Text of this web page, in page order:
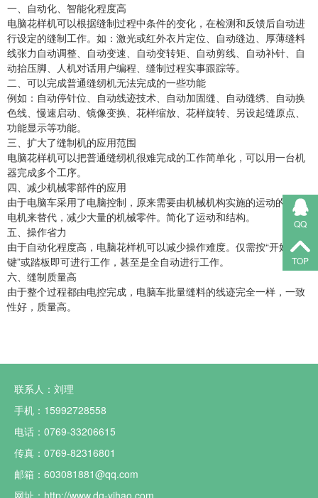
一、自动化、智能化程度高
电脑花样机可以根据缝制过程中条件的变化，在检测和反馈后自动进
行设定的缝制工作。如：激光或红外衣片定位、自动缝边、厚薄缝料
线张力自动调整、自动变速、自动变转矩、自动剪线、自动补针、自
动抬压脚、人机对话用户编程、缝制过程实事跟踪等。
二、可以完成普通缝纫机无法完成的一些功能
例如：自动停针位、自动线迹技术、自动加固缝、自动缝绣、自动换
色线、慢速启动、镜像变换、花样缩放、花样旋转、另设起缝原点、
功能显示等功能。
三、扩大了缝制机的应用范围
电脑花样机可以把普通缝纫机很难完成的工作简单化，可以用一台机
器完成多个工序。
四、减少机械零部件的应用
由于电脑车采用了电脑控制，原来需要由机械机构实施的运动的都有
电机来替代，减少大量的机械零件。简化了运动和结构。
五、操作省力
由于自动化程度高，电脑花样机可以减少操作难度。仅需按“开始
键”或踏板即可进行工作，甚至是全自动进行工作。
六、缝制质量高
由于整个过程都由电控完成，电脑车批量缝料的线迹完全一样，一致
性好，质量高。
联系人：刘理
手机：15992728558
电话：0769-33206615
传真：0769-82316801
邮箱：603081881@qq.com
网址：http://www.dg-yihao.com
QQ
TOP